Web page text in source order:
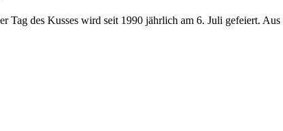
Tag des Kusses wird seit 1990 jährlich am 6. Juli gefeiert.